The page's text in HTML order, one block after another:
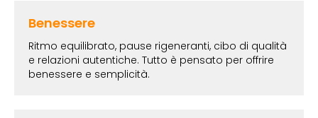
Benessere
Ritmo equilibrato, pause rigeneranti, cibo di qualità
e relazioni autentiche. Tutto è pensato per offrire
benessere e semplicità.